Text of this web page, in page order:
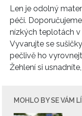
Len je odolný
péči.
nízkých teplotách v
Vyvarujte se
pečlivě ho
Žehlení si
MOHLO BY SE VÁM